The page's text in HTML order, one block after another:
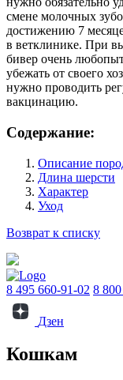
смене молочных
достижению 7
в ветклинике. При
бивер очень
убежать от своего
нужно проводить
вакцинацию.
Содержание:
Описание
Длина шерсти
Характер
Уход
Возврат к списку
8 495 660-91-02 8
Дзен
Кошкам